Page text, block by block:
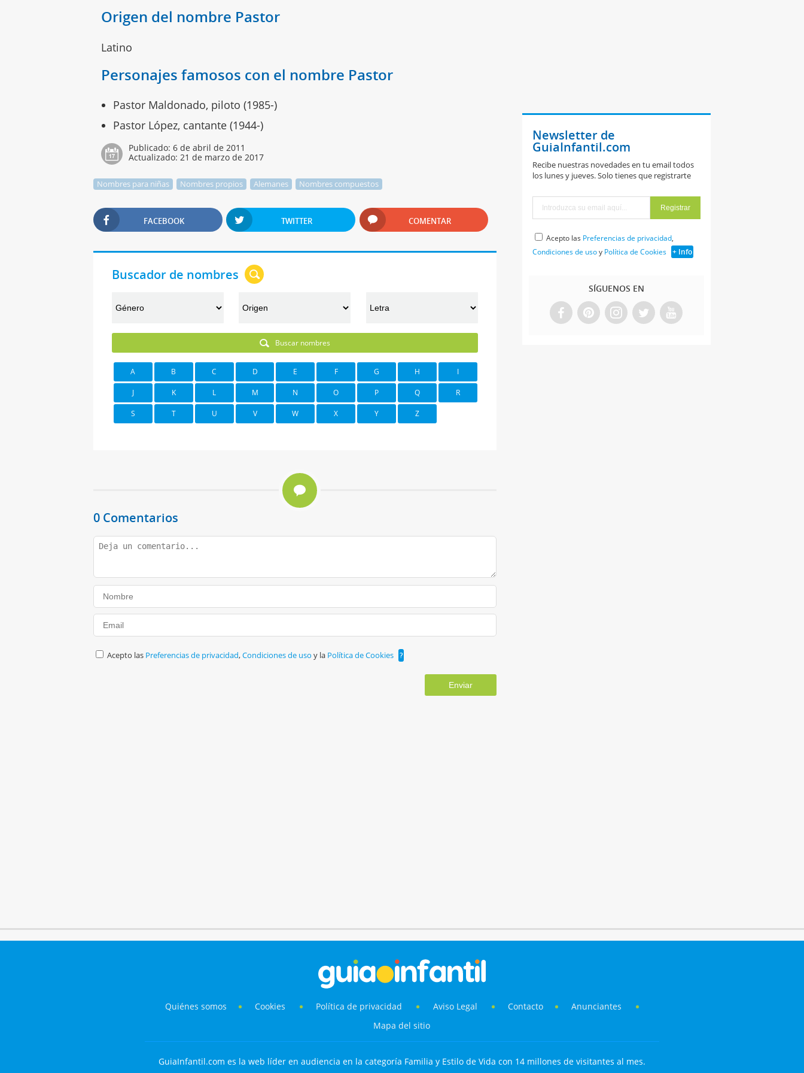
Origen del nombre Pastor
Latino
Personajes famosos con el nombre Pastor
Pastor Maldonado, piloto (1985-)
Pastor López, cantante (1944-)
Publicado:6 de abril de 2011
Actualizado: 21 de marzo de 2017
Nombres para niñas Nombres propios Alemanes Nombres compuestos
FACEBOOK TWITTER COMENTAR
Buscador de nombres
Buscar nombres
A B C D E F G H I
J K L M N O P Q R
S T U V W X Y Z
0 Comentarios
Acepto las Preferencias de privacidad,Condiciones de uso y la Política de Cookies ?
Enviar
Newsletter de
GuiaInfantil.com
Recibe nuestras novedades en tu email todos
los lunes y jueves. Solo tienes que registrarte
Acepto las Preferencias de privacidad,
Condiciones de usoy Política de Cookies + Info
SÍGUENOS EN
Quiénes somos Cookies Política de privacidad Aviso Legal Contacto
Anunciantes
Mapa del sitio
GuiaInfantil.com es la web líder en audiencia en la categoría Familia y Estilo de Vida con 14 millones de visitantes al mes.